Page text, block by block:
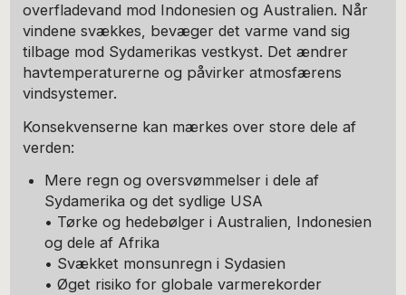
overfladevand mod Indonesien og Australien. Når
vindene svækkes, bevæger det varme vand sig
tilbage mod Sydamerikas vestkyst. Det ændrer
havtemperaturerne og påvirker atmosfærens
vindsystemer.
Konsekvenserne kan mærkes over store dele af
verden:
Mere regn og oversvømmelser i dele af
Sydamerika og det sydlige USA
• Tørke og hedebølger i Australien, Indonesien
og dele af Afrika
• Svækket monsunregn i Sydasien
• Øget risiko for globale varmerekorder